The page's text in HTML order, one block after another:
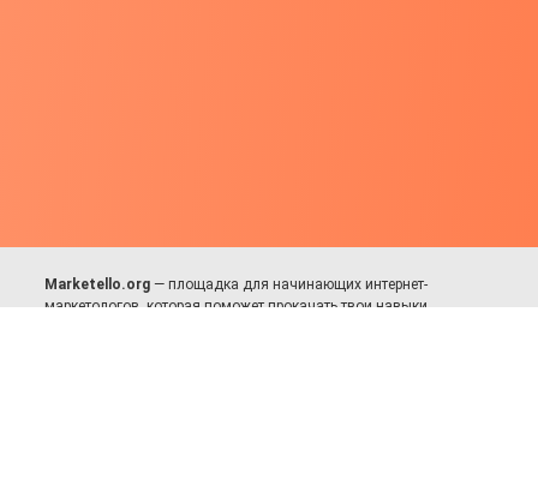
Marketello.org — площадка для начинающих интернет-
маркетологов, которая поможет прокачать твои навыки.